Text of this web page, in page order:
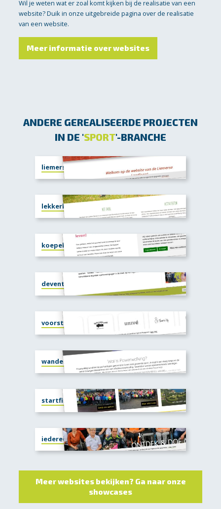
Wil je weten wat er zoal komt kijken bij de realisatie van een
website? Duik in onze uitgebreide pagina over de realisatie
van een website.
Meer informatie over websites
ANDERE GEREALISEERDE PROJECTEN
IN DE 'SPORT'-BRANCHE
liemerselandloop.nl
lekkerbezig.org
koepelvoorst.nl
deventersportploeg.nl
voorstertriathlon.nl
wandelsamenfit.nl
startfinish.nl
iedereenactief.nl
Meer websites bekijken? Ga naar onze
showcases